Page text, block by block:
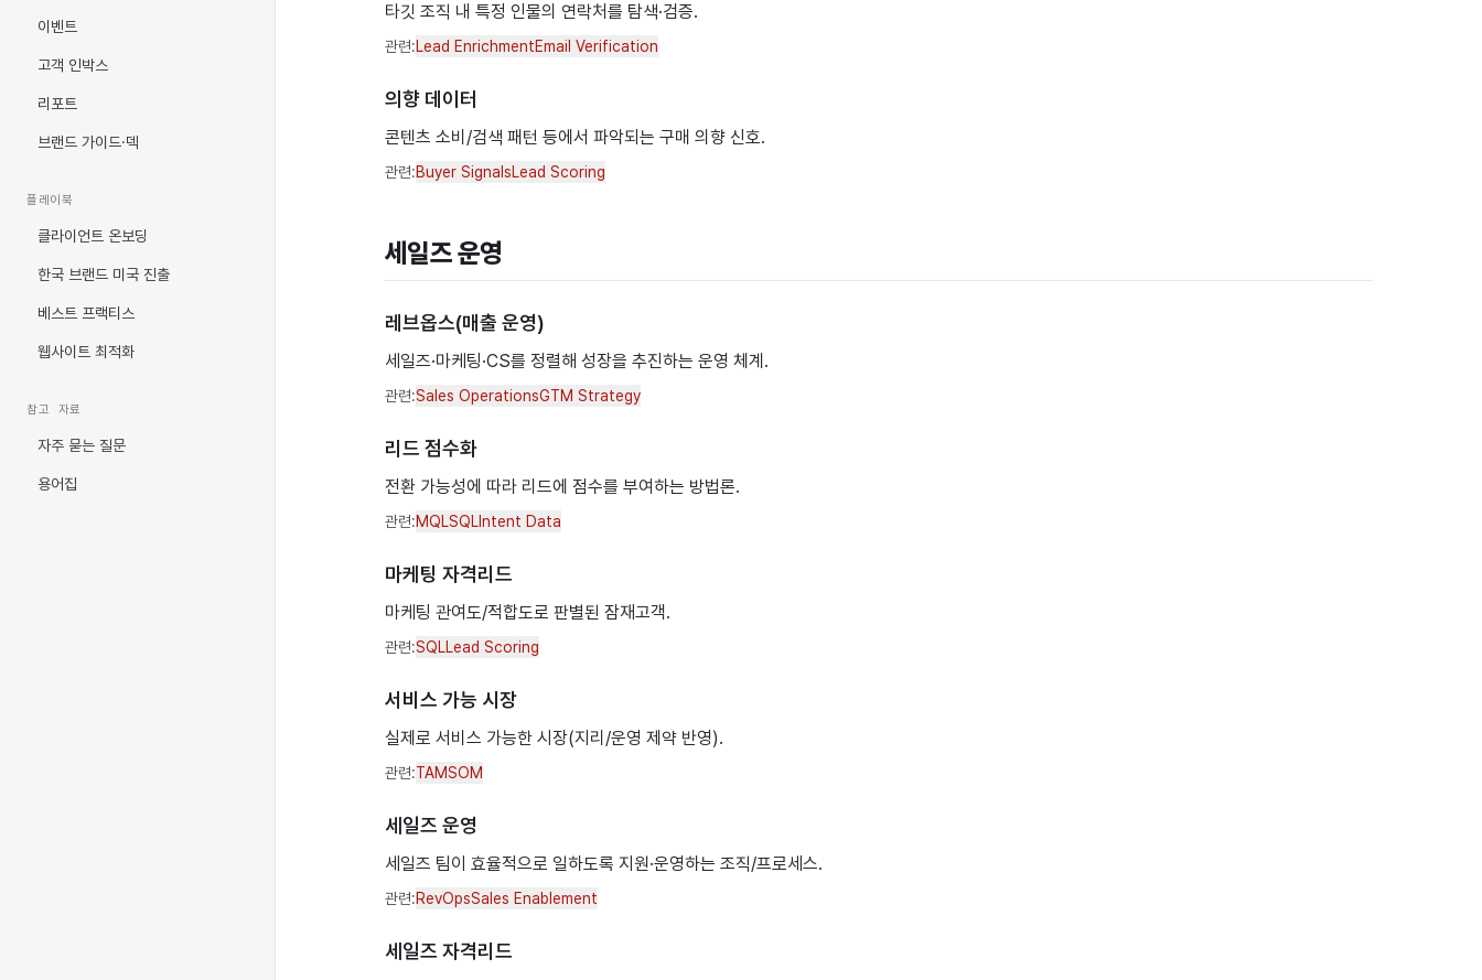
이벤트
고객 인박스
리포트
브랜드 가이드·덱
플레이북
클라이언트 온보딩
한국 브랜드 미국 진출
베스트 프랙티스
웹사이트 최적화
참고 자료
자주 묻는 질문
용어집
타깃 조직 내 특정 인물의 연락처를 탐색·검증.
관련:Lead EnrichmentEmail Verification
의향 데이터
콘텐츠 소비/검색 패턴 등에서 파악되는 구매 의향 신호.
관련:Buyer SignalsLead Scoring
세일즈 운영
레브옵스(매출 운영)
세일즈·마케팅·CS를 정렬해 성장을 추진하는 운영 체계.
관련:Sales OperationsGTM Strategy
리드 점수화
전환 가능성에 따라 리드에 점수를 부여하는 방법론.
관련:MQLSQLIntent Data
마케팅 자격리드
마케팅 관여도/적합도로 판별된 잠재고객.
관련:SQLLead Scoring
서비스 가능 시장
실제로 서비스 가능한 시장(지리/운영 제약 반영).
관련:TAMSOM
세일즈 운영
세일즈 팀이 효율적으로 일하도록 지원·운영하는 조직/프로세스.
관련:RevOpsSales Enablement
세일즈 자격리드